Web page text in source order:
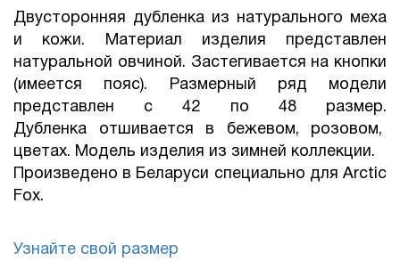
Двусторонняя дубленка из натурального меха
и кожи. Материал изделия представлен
натуральной овчиной. Застегивается на кнопки
(имеется пояс). Размерный ряд модели
представлен с 42 по 48 размер.
Дубленка отшивается в бежевом, розовом,
цветах. Модель изделия из зимней коллекции.
Произведено в Беларуси специально для Arctic
Fox.
Узнайте свой размер